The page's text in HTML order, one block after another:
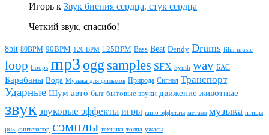
Игорь к Звук биения сердца, стук сердца
Четкий звук, спасибо!
8bit 80BPM 90BPM 120 BPM 125BPM Bass Beat Dendy Drums film music
loop Loops mp3 ogg samples SFX Synth wav БАС
Барабаны Вода Музыка для фильмов Природа Сигнал Транспорт
Ударные Шум авто быт бытовые звуки движение животные
звук звуковые эффекты игры кино эффекты металл музыка птицы
рок синтезатор сэмплы техника толпа ужасы